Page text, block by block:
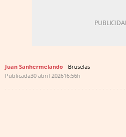
Juan Sanhermelando
Bruselas
Publicada30 abril 202616:56h